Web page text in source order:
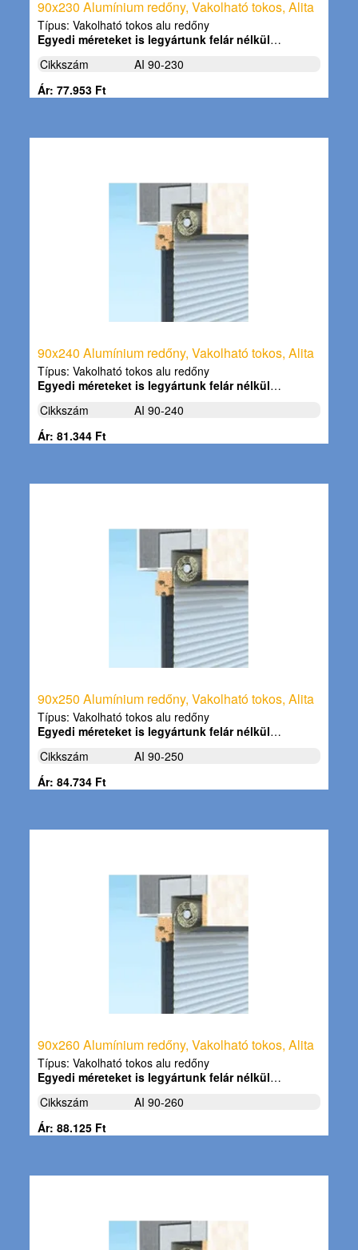
90x230 Alumínium redőny, Vakolható tokos, Alita
Típus: Vakolható tokos alu redőny
Egyedi méreteket is legyártunk felár nélkül…
Cikkszám
AI 90-230
Ár: 77.953 Ft
90x240 Alumínium redőny, Vakolható tokos, Alita
Típus: Vakolható tokos alu redőny
Egyedi méreteket is legyártunk felár nélkül…
Cikkszám
AI 90-240
Ár: 81.344 Ft
90x250 Alumínium redőny, Vakolható tokos, Alita
Típus: Vakolható tokos alu redőny
Egyedi méreteket is legyártunk felár nélkül…
Cikkszám
AI 90-250
Ár: 84.734 Ft
90x260 Alumínium redőny, Vakolható tokos, Alita
Típus: Vakolható tokos alu redőny
Egyedi méreteket is legyártunk felár nélkül…
Cikkszám
AI 90-260
Ár: 88.125 Ft